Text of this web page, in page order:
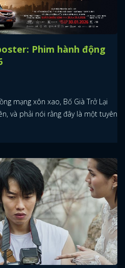
Phim hành động
mạng xôn xao, Bố Già Trở Lại
và phải nói rằng đây là một tuyên